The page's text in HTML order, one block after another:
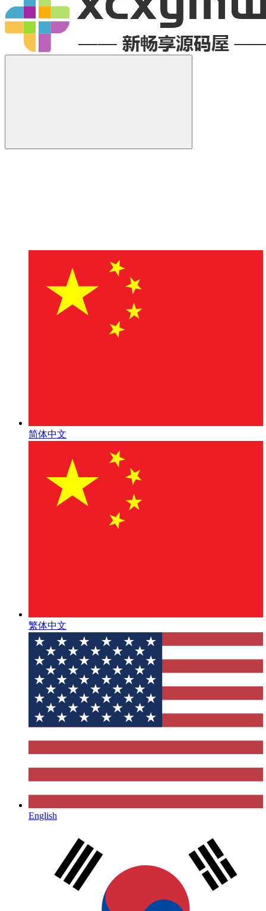
简体中文
繁体中文
English